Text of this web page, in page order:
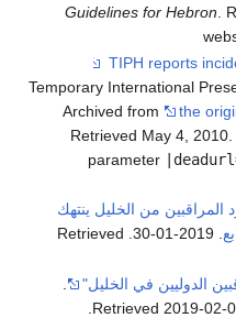
Guidelines for Hebron.
Temporary International
Archived from
the
Retrieved May 4, 2010
parameter
المراقبين من الخليل ينتهك
. Retrieved
الدوليين في الخليل"
2019-02-